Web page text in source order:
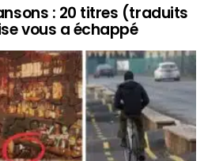
: 20 titres (traduits
vous a échappé